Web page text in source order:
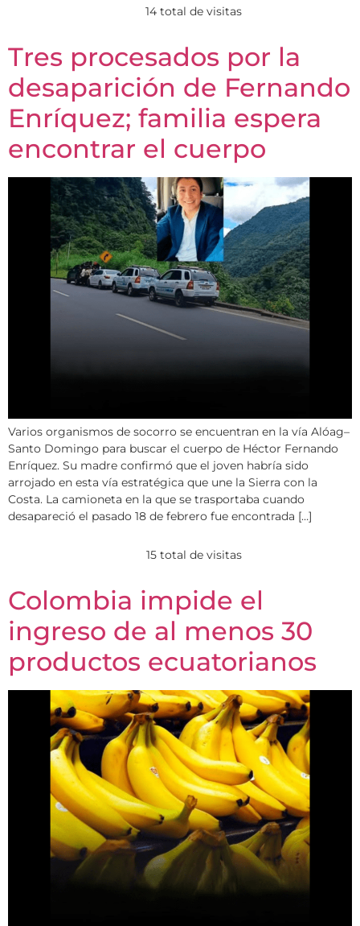
14 total de visitas
Tres procesados por la
desaparición de Fernando
Enríquez; familia espera
encontrar el cuerpo
Varios organismos de socorro se encuentran en la vía Alóag–
Santo Domingo para buscar el cuerpo de Héctor Fernando
Enríquez. Su madre confirmó que el joven habría sido
arrojado en esta vía estratégica que une la Sierra con la
Costa. La camioneta en la que se trasportaba cuando
desapareció el pasado 18 de febrero fue encontrada […]
15 total de visitas
Colombia impide el
ingreso de al menos 30
productos ecuatorianos